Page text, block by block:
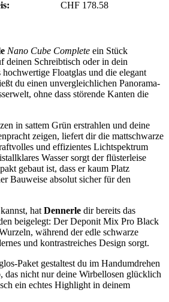
CHF 178.58
Nano Cube Complete ein Stück
deinen Schreibtisch oder in dein
Floatglas und die elegant
du einen unvergleichlichen Panorama-
ohne dass störende Kanten die
in sattem Grün erstrahlen und deine
zeigen, liefert dir die mattschwarze
und effizientes Lichtspektrum
Wasser sorgt der flüsterleise
gebaut ist, dass er kaum Platz
Bauweise absolut sicher für den
hat Dennerle dir bereits das
beigelegt: Der Deponit Mix Pro Black
während der edle schwarze
und kontrastreiches Design sorgt.
Paket gestaltest du im Handumdrehen
das nicht nur deine Wirbellosen glücklich
ein echtes Highlight in deinem